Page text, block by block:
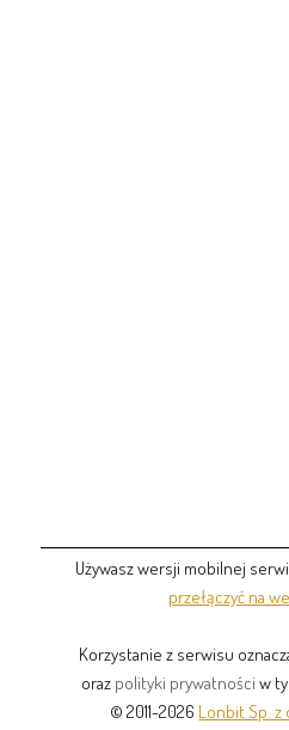
Używasz wersji mobilnej
przełączyć na
Korzystanie z serwisu
oraz polityki prywatności w
© 2011-2026 Lonbit Sp. z